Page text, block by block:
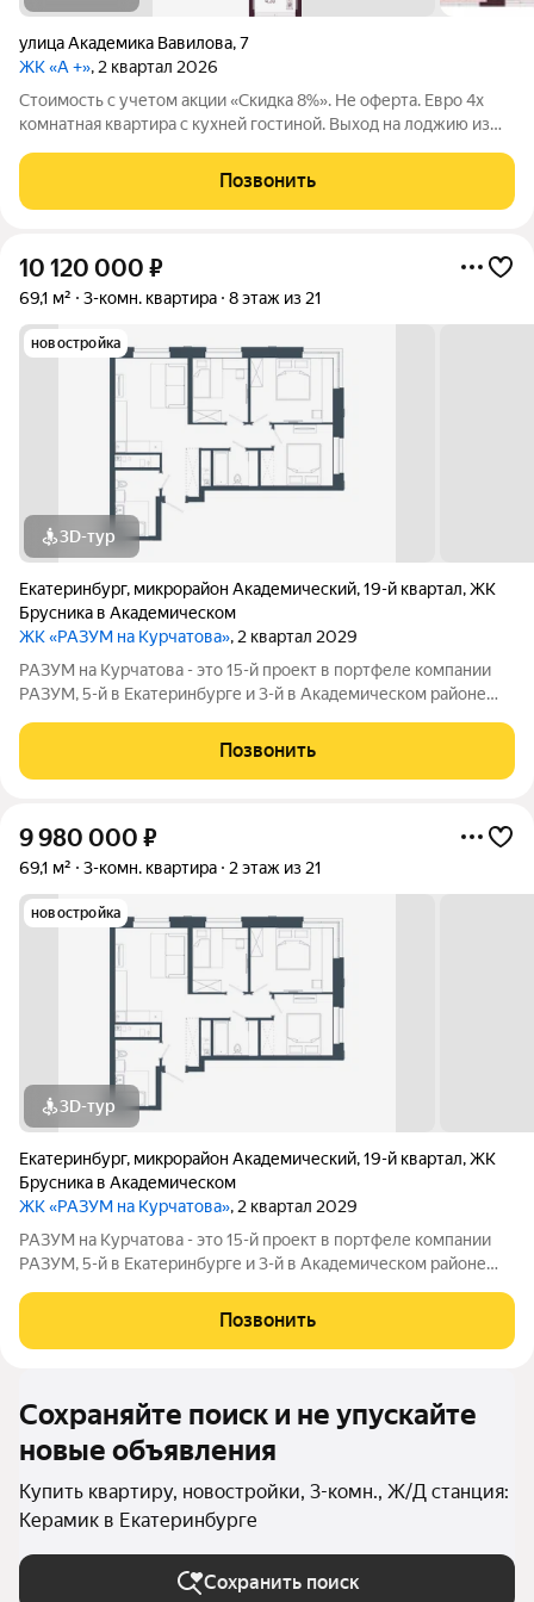
улица Академика Вавилова,7
ЖК «А +», 2 квартал 2026
Стоимость с учетом акции «Скидка 8%». Не оферта. Евро 4х
комнатная квартира с кухней гостиной. Выход на лоджию из
новый квартал от застройщика Девелопмент-Юг.
Современные планировки, просторные
Позвонить
10 120 000 ₽
69,1 м² 3-комн. квартира 8 этаж из 21
новостройка
3D-тур
Екатеринбург, микрорайон Академический,19-й квартал,ЖК
Брусника в Академическом
ЖК «РАЗУМ на Курчатова», 2 квартал 2029
РАЗУМ на Курчатова - это 15-й проект в портфеле компании
РАЗУМ, 5-й в Екатеринбурге и 3-й в Академическом районе
состоит из шести секций, архитектура которых ориентирована
на сохранение визуальной
Позвонить
9 980 000 ₽
69,1 м² 3-комн. квартира 2 этаж из 21
новостройка
3D-тур
Екатеринбург, микрорайон Академический,19-й квартал,ЖК
Брусника в Академическом
ЖК «РАЗУМ на Курчатова», 2 квартал 2029
РАЗУМ на Курчатова - это 15-й проект в портфеле компании
РАЗУМ, 5-й в Екатеринбурге и 3-й в Академическом районе
состоит из шести секций, архитектура которых ориентирована
на сохранение визуальной
Позвонить
Сохраняйте поиск и не упускайте
новые объявления
Купить квартиру, новостройки, 3-комн., Ж/Д станция:
Керамик в Екатеринбурге
Сохранить поиск